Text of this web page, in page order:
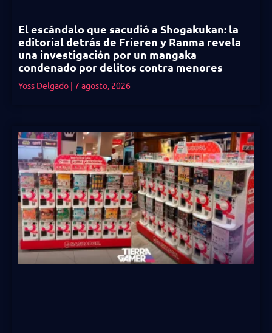
El escándalo que sacudió a Shogakukan: la
editorial detrás de Frieren y Ranma revela
una investigación por un mangaka
condenado por delitos contra menores
Yoss Delgado 7 agosto, 2026